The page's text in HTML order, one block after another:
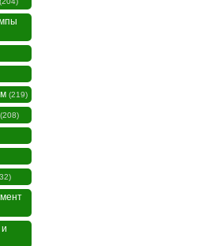
(219)
(208)